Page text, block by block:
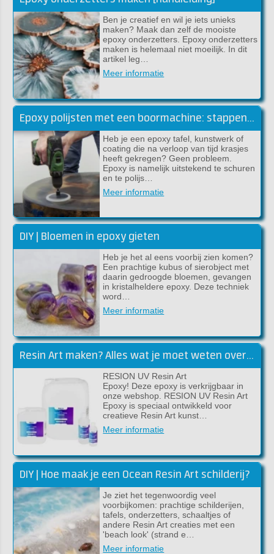
Ben je creatief en wil je iets unieks
maken? Maak dan zelf de mooiste
epoxy onderzetters. Epoxy onderzetters
maken is helemaal niet moeilijk. In dit
artikel leg…
Meer informatie
Epoxy polijsten met een boormachine: stappenplan voor een perfect glanzend resultaat
Heb je een epoxy tafel, kunstwerk of
coating die na verloop van tijd krasjes
heeft gekregen? Geen probleem.
Epoxy is namelijk uitstekend te schuren
en te polijs…
Meer informatie
DIY | Bloemen in epoxy gieten
Heb je het al eens voorbij zien komen?
Een prachtige kubus of sierobject met
daarin gedroogde bloemen, gevangen
in kristalheldere epoxy. Deze techniek
word…
Meer informatie
Resin Art maken? Alles wat je moet weten over RESION UV Resin Art Epoxy
RESION UV Resin Art
Epoxy! Deze epoxy is verkrijgbaar in
onze webshop. RESION UV Resin Art
Epoxy is speciaal ontwikkeld voor
creatieve Resin Art kunst…
Meer informatie
DIY | Hoe maak je een Ocean Resin Art schilderij?
Je ziet het tegenwoordig veel
voorbijkomen: prachtige schilderijen,
tafels, onderzetters, schaaltjes of
andere Resin Art creaties met een
'beach look' (strand e…
Meer informatie